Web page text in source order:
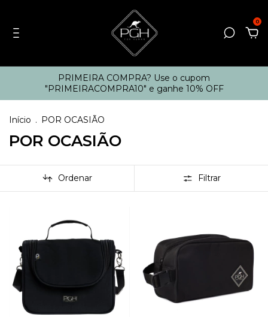
0
PRIMEIRA COMPRA? Use o cupom
"PRIMEIRACOMPRA10" e ganhe 10% OFF
Início . POR OCASIÃO
POR OCASIÃO
Ordenar Filtrar